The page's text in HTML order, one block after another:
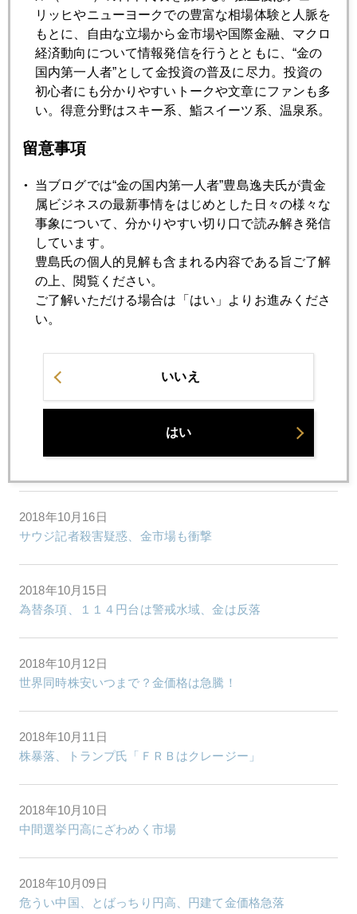
2018年10月25日
日経平均２万円割れあるか
2018年10月24日
金にも新規マネー流入
2018年10月23日
2018年10月22日
米中間選挙 トランプ支持率上昇
2018年10月19日
サウジ孤立化、地政学リスクに
2018年10月18日
2018年10月16日
サウジ記者殺害疑惑、金市場も衝撃
2018年10月15日
為替条項、１１４円台は警戒水域、金は反落
2018年10月12日
世界同時株安いつまで？金価格は急騰！
2018年10月11日
株暴落、トランプ氏「ＦＲＢはクレージー」
2018年10月10日
中間選挙円高にざわめく市場
2018年10月09日
危うい中国、とばっちり円高、円建て金価格急落
リッヒやニューヨークでの豊富な相場体験と人脈を
もとに、自由な立場から金市場や国際金融、マクロ
経済動向について情報発信を行うとともに、“金の
国内第一人者”として金投資の普及に尽力。投資の
初心者にも分かりやすいトークや文章にファンも多
い。得意分野はスキー系、鮨スイーツ系、温泉系。
留意事項
当ブログでは“金の国内第一人者”豊島逸夫氏が貴金
属ビジネスの最新事情をはじめとした日々の様々な
事象について、分かりやすい切り口で読み解き発信
しています。
豊島氏の個人的見解も含まれる内容である旨ご了解
の上、閲覧ください。
ご了解いただける場合は「はい」よりお進みくださ
い。
いいえ
はい